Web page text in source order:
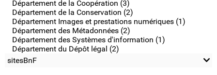
Département de la Coopération (3)
Département de la Conservation (2)
Département Images et prestations numériques (1)
Département des Métadonnées (2)
Département des Systèmes d'information (1)
Département du Dépôt légal (2)
sitesBnF